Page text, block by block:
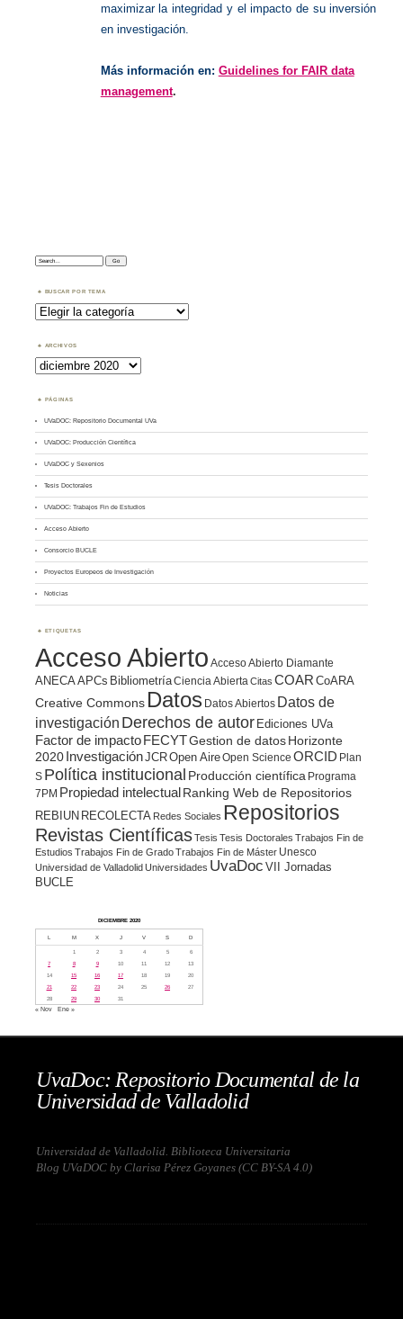
maximizar la integridad y el impacto de su inversión
en investigación.
Más información en: Guidelines for FAIR data
management.
Search:
BUSCAR POR TEMA
Buscar
por
Tema
ARCHIVOS
Archivos
PÁGINAS
UVaDOC: Repositorio Documental UVa
UVaDOC: Producción Científica
UVaDOC y Sexenios
Tesis Doctorales
UVaDOC: Trabajos Fin de Estudios
Acceso Abierto
Consorcio BUCLE
Proyectos Europeos de Investigación
Noticias
ETIQUETAS
Acceso Abierto Acceso Abierto Diamante
ANECA APCs BibliometríaCiencia Abierta Citas COAR CoARA
Creative Commons Datos Datos Abiertos Datos de
investigación Derechos de autor Ediciones UVa
Factor de impacto FECYTGestion de datosHorizonte
2020 InvestigaciónJCROpen AireOpen Science ORCID Plan
S Política institucional Producción científica Programa
7PM Propiedad intelectualRanking Web de Repositorios
REBIUN RECOLECTA Redes Sociales Repositorios
Revistas CientíficasTesis Tesis Doctorales Trabajos Fin de
Estudios Trabajos Fin de GradoTrabajos Fin de Máster Unesco
Universidad de ValladolidUniversidades UvaDoc VII Jornadas
BUCLE
DICIEMBRE 2020
L M X J V S D
1 2 3 4 5
6
7
8 9 10 11 12
13
14
15 16 17 18 19
20
21
22 23 24 25 26
27
28
29 30 31
« Nov Ene »
UvaDoc: Repositorio Documental de la
Universidad de Valladolid
Universidad de Valladolid. Biblioteca Universitaria
Blog UVaDOC by Clarisa Pérez Goyanes (CC BY-SA 4.0)